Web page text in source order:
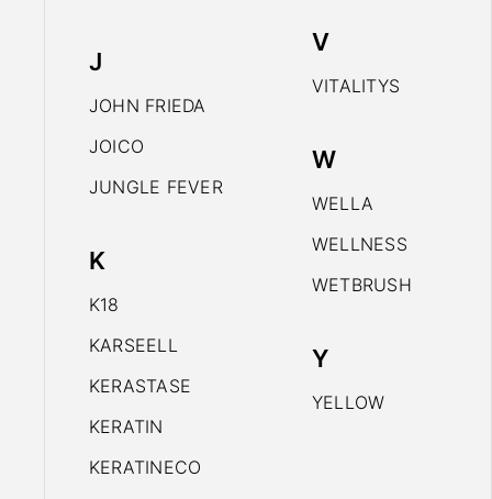
J
JOHN FRIEDA
JOICO
JUNGLE FEVER
K
K18
KARSEELL
KERASTASE
KERATIN
KERATINECO
V
VITALITYS
W
WELLA
WELLNESS
WETBRUSH
Y
YELLOW